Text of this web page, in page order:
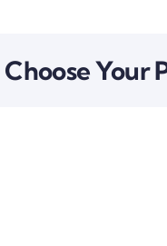
Your